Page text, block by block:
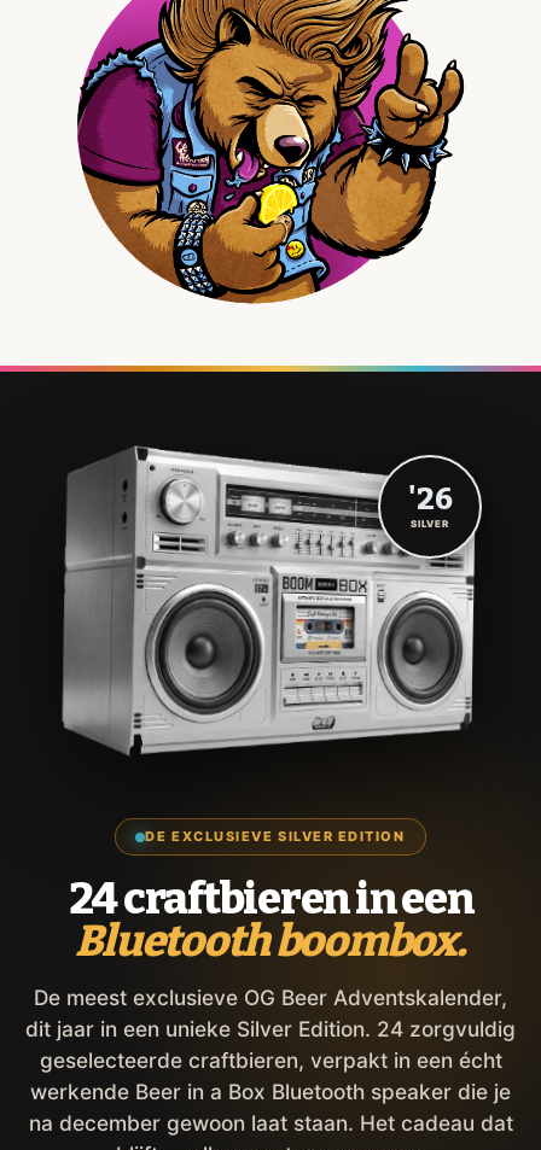
DE EXCLUSIEVE SILVER EDITION
24 craftbieren in een
Bluetooth boombox.
De meest exclusieve OG Beer Adventskalender,
dit jaar in een unieke Silver Edition. 24 zorgvuldig
geselecteerde craftbieren, verpakt in een écht
werkende Beer in a Box Bluetooth speaker die je
na december gewoon laat staan. Het cadeau dat
'26
SILVER